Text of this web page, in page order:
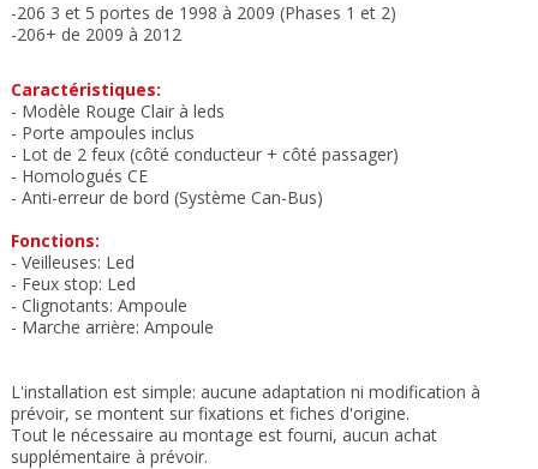
-206 3 et 5 portes de 1998 à 2009 (Phases 1 et 2)
-206+ de 2009 à 2012
Caractéristiques:
- Modèle Rouge Clair à leds
- Porte ampoules inclus
- Lot de 2 feux (côté conducteur + côté passager)
- Homologués CE
- Anti-erreur de bord (Système Can-Bus)
Fonctions:
- Veilleuses: Led
- Feux stop: Led
- Clignotants: Ampoule
- Marche arrière: Ampoule
L'installation est simple: aucune adaptation ni modification à
prévoir, se montent sur fixations et fiches d'origine.
Tout le nécessaire au montage est fourni, aucun achat
supplémentaire à prévoir.